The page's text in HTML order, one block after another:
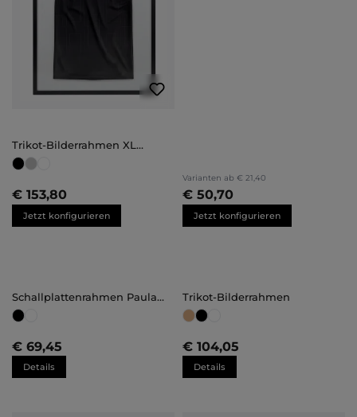
Trikot-Bilderrahmen XL
(70x100)
€ 153,80
Jetzt konfigurieren
Varianten ab € 21,40
€ 50,70
Jetzt konfigurieren
Schallplattenrahmen Paula
groß
€ 69,45
Details
Trikot-Bilderrahmen
€ 104,05
Details